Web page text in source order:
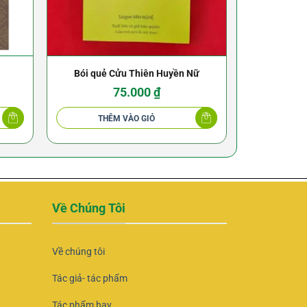
Bói quẻ Cửu Thiên Huyền Nữ
75.000₫
THÊM VÀO GIỎ
Về Chúng Tôi
Về chúng tôi
Tác giả- tác phẩm